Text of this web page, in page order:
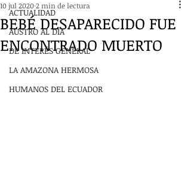
ACTUALIDAD
AUSTRO AL DÍA
DE INTERÉS GENERAL
LA AMAZONA HERMOSA
HUMANOS DEL ECUADOR
BEBÉ DESAPARECIDO FUE
ENCONTRADO MUERTO
10 jul 20202 min de lectura